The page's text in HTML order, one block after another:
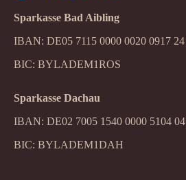
Sparkasse Bad Aibling
IBAN: DE05 7115 0000 0020 0917 24
BIC: BYLADEM1ROS
Sparkasse Dachau
IBAN: DE02 7005 1540 0000 5104 04
BIC: BYLADEM1DAH